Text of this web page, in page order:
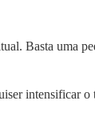
Basta uma
intensificar